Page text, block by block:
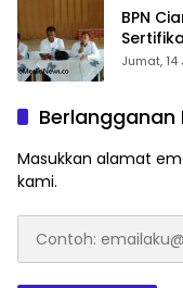
BPN
Desa
Jumat, 14
Berlangganan
Masukkan alamat
kami.
emailaku@gmail.com